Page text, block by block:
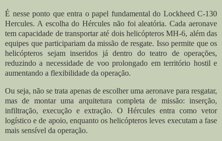
É nesse ponto que entra o papel fundamental do Lockheed C-130
Hercules. A escolha do Hércules não foi aleatória. Cada aeronave
tem capacidade de transportar até dois helicópteros MH-6, além das
equipes que participariam da missão de resgate. Isso permite que os
helicópteros sejam inseridos já dentro do teatro de operações,
reduzindo a necessidade de voo prolongado em território hostil e
aumentando a flexibilidade da operação.
Ou seja, não se trata apenas de escolher uma aeronave para resgatar,
mas de montar uma arquitetura completa de missão: inserção,
infiltração, execução e extração. O Hércules entra como vetor
logístico e de apoio, enquanto os helicópteros leves executam a fase
mais sensível da operação.